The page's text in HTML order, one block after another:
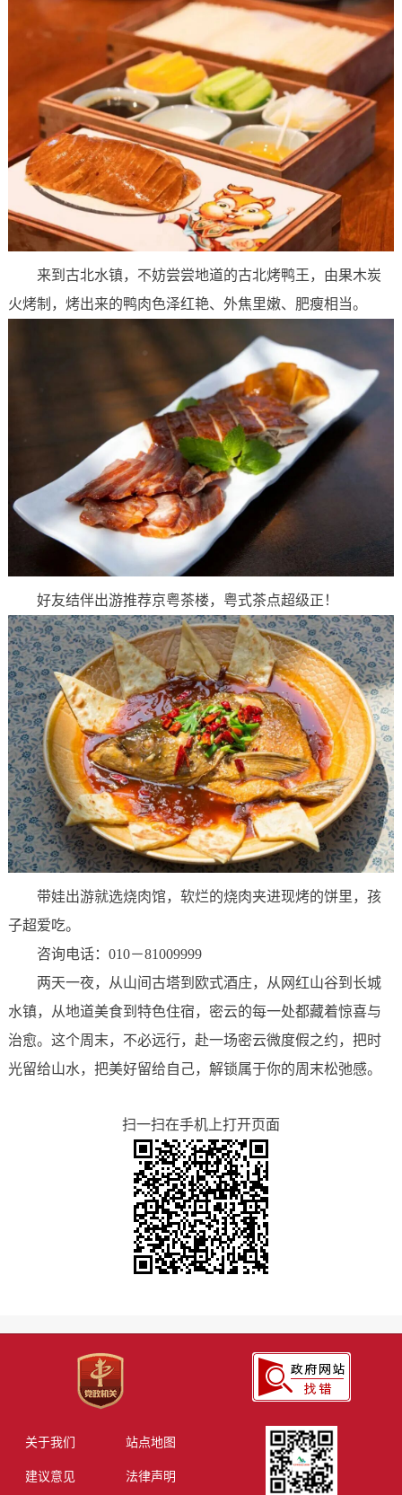
来到古北水镇，不妨尝尝地道的古北烤鸭王，由果木炭
火烤制，烤出来的鸭肉色泽红艳、外焦里嫩、肥瘦相当。
好友结伴出游推荐京粤茶楼，粤式茶点超级正！
带娃出游就选烧肉馆，软烂的烧肉夹进现烤的饼里，孩
子超爱吃。
咨询电话：010－81009999
两天一夜，从山间古塔到欧式酒庄，从网红山谷到长城
水镇，从地道美食到特色住宿，密云的每一处都藏着惊喜与
治愈。这个周末，不必远行，赴一场密云微度假之约，把时
光留给山水，把美好留给自己，解锁属于你的周末松弛感。
扫一扫在手机上打开页面
关于我们 站点地图
建议意见 法律声明